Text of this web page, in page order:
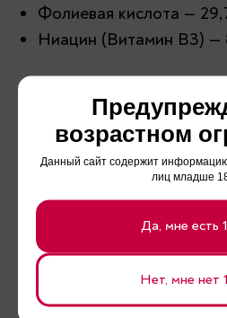
возрастном
Данный сайт содержит
лиц младше
Да, мне есть
Нет, мне нет
Фолиевая кислота —
Ниацин (Витамин B3) —
Железо — 5 мг.
Магний — 19,8 мг.
Калий — 180 мг.
Медь — 2 мг.
Марганец — 1,5 мг.